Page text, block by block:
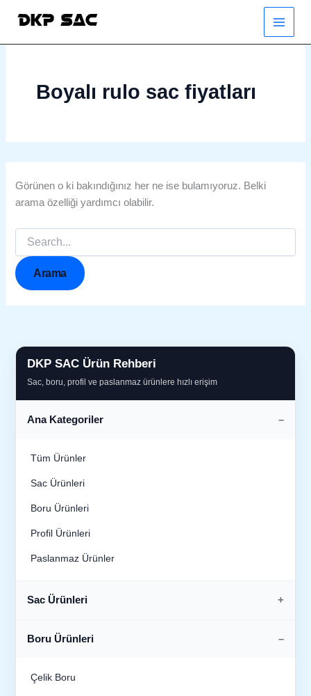
Boyalı rulo sac fiyatları
Görünen o ki bakındığınız her ne ise bulamıyoruz. Belki
arama özelliği yardımcı olabilir.
for:
DKP SAC Ürün Rehberi
Sac, boru, profil ve paslanmaz ürünlere hızlı erişim
Ana Kategoriler
Tüm Ürünler
Sac Ürünleri
Boru Ürünleri
Profil Ürünleri
Paslanmaz Ürünler
Sac Ürünleri
Boru Ürünleri
Çelik Boru